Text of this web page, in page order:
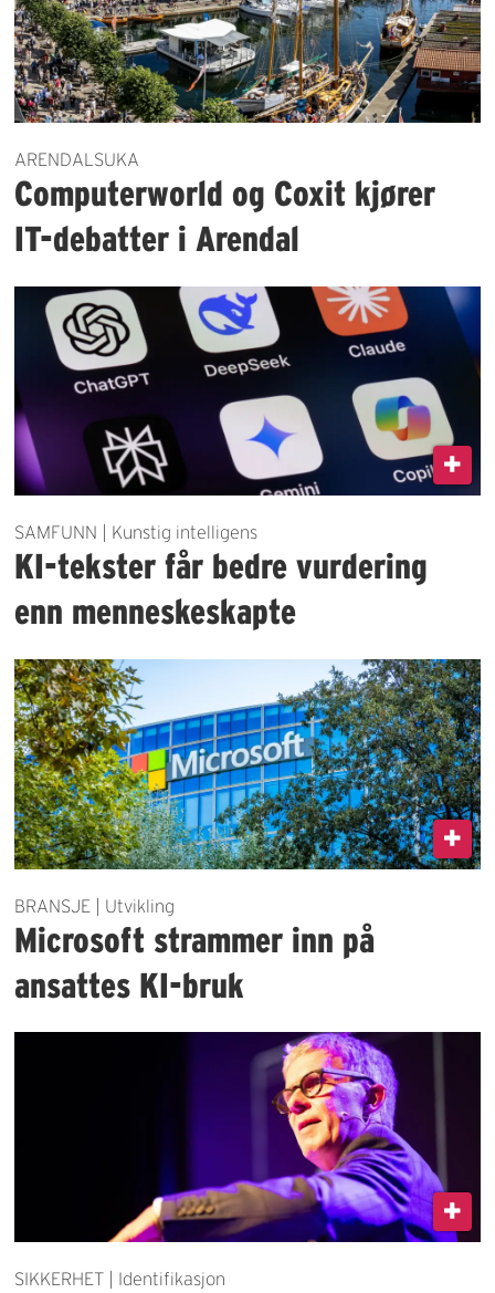
ARENDALSUKA
Computerworld og Coxit kjører
IT-debatter i Arendal
SAMFUNN | Kunstig intelligens
KI-tekster får bedre vurdering
enn menneskeskapte
BRANSJE | Utvikling
Microsoft strammer inn på
ansattes KI-bruk
SIKKERHET | Identifikasjon